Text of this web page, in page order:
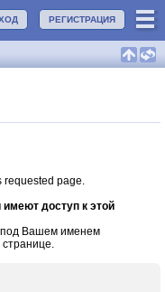
РЕГИСТРАЦИЯ
requested page.
имеют доступ к этой
под Вашем именем
странице.